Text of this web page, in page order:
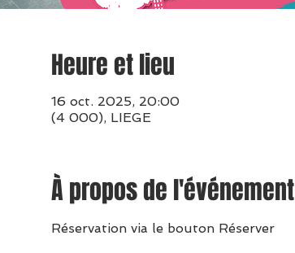
Heure et lieu
16 oct. 2025, 20:00
(4 000), LIEGE
À propos de l'événement
Réservation via le bouton Réserver